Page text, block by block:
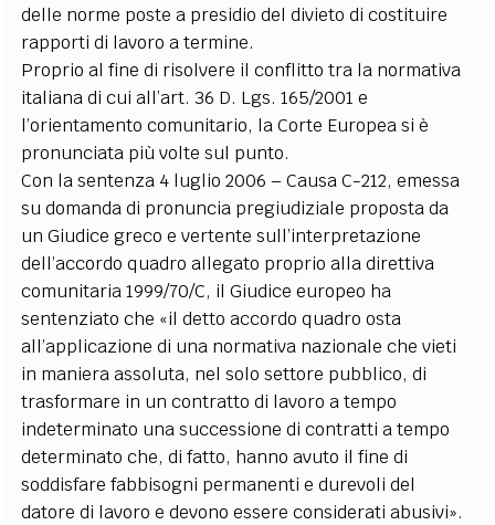
delle norme poste a presidio del divieto di costituire
rapporti di lavoro a termine.
Proprio al fine di risolvere il conflitto tra la normativa
italiana di cui all’art. 36 D. Lgs. 165/2001 e
l’orientamento comunitario, la Corte Europea si è
pronunciata più volte sul punto.
Con la sentenza 4 luglio 2006 – Causa C-212, emessa
su domanda di pronuncia pregiudiziale proposta da
un Giudice greco e vertente sull’interpretazione
dell’accordo quadro allegato proprio alla direttiva
comunitaria 1999/70/C, il Giudice europeo ha
sentenziato che «il detto accordo quadro osta
all’applicazione di una normativa nazionale che vieti
in maniera assoluta, nel solo settore pubblico, di
trasformare in un contratto di lavoro a tempo
indeterminato una successione di contratti a tempo
determinato che, di fatto, hanno avuto il fine di
soddisfare fabbisogni permanenti e durevoli del
datore di lavoro e devono essere considerati abusivi».